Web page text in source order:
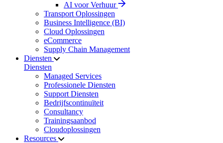
AI voor Verhuur
Transport Oplossingen
Business Intelligence (BI)
Cloud Oplossingen
eCommerce
Supply Chain Management
Diensten
Diensten
Managed Services
Professionele Diensten
Support Diensten
Bedrijfscontinuïteit
Consultancy
Trainingsaanbod
Cloudoplossingen
Resources